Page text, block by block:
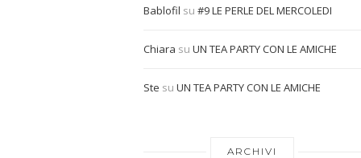
Bablofil su #9 LE PERLE DEL MERCOLEDI
Chiara su UN TEA PARTY CON LE AMICHE
Ste su UN TEA PARTY CON LE AMICHE
ARCHIVI